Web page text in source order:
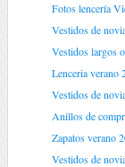
Fotos lencería
Vestidos de
Vestidos largos
Lenceria verano
Vestidos de
Anillos de
Zapatos verano
Vestidos de